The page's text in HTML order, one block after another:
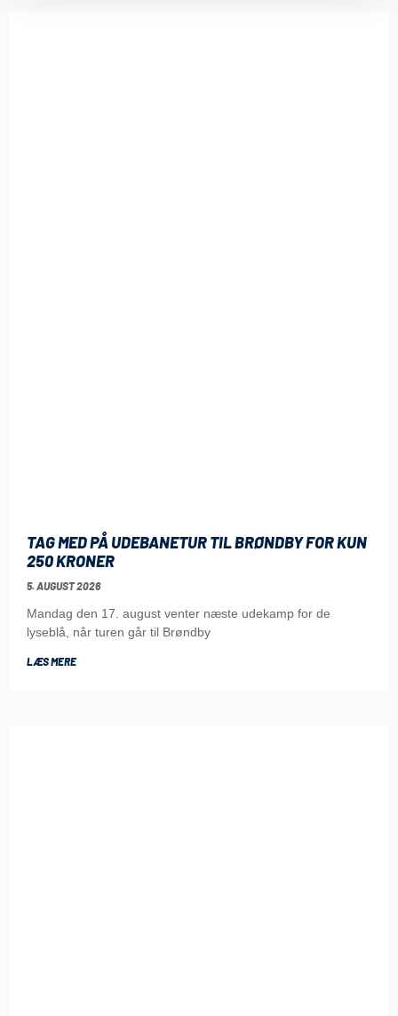
TAG MED PÅ UDEBANETUR TIL BRØNDBY FOR KUN
250 KRONER
5. AUGUST 2026
Mandag den 17. august venter næste udekamp for de
lyseblå, når turen går til Brøndby
LÆS MERE